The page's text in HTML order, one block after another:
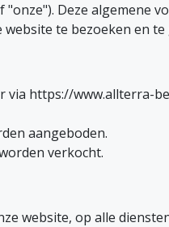
Deze algemene
te bezoeken en
via https://www.allterra-
aangeboden.
verkocht.
website, op alle